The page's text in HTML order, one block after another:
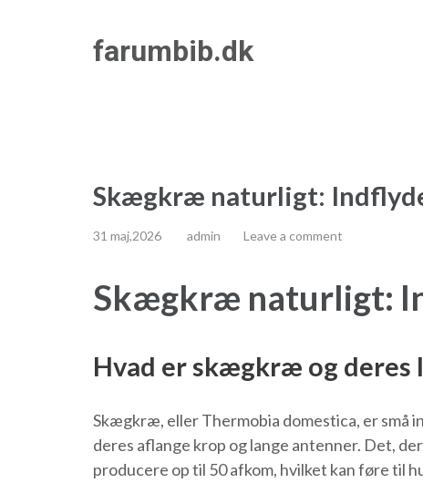
farumbib.dk
Skægkræ naturligt:
31 maj,2026 admin Leave a comment
Skægkræ naturligt:
Hvad er skægkræ og deres
Skægkræ, eller Thermobia domestica, er små
deres aflange krop og lange antenner. Det,
producere op til 50 afkom, hvilket kan føre til